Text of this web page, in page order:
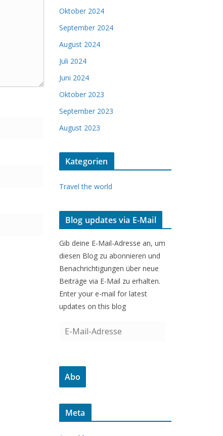
Oktober 2024
September 2024
August 2024
Juli 2024
Juni 2024
Oktober 2023
September 2023
August 2023
Kategorien
Travel the world
Blog updates via E-Mail
Gib deine E-Mail-Adresse an, um
diesen Blog zu abonnieren und
Benachrichtigungen über neue
Beiträge via E-Mail zu erhalten.
Enter your e-mail for latest
updates on this blog
a
l
-
Abo
Meta